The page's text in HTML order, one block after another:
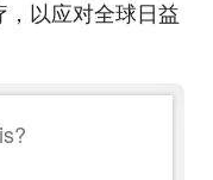
以应对全球日益